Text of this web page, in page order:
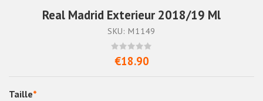
Real Madrid Exterieur 2018/19 Ml
SKU: M1149
€18.90
Taille*